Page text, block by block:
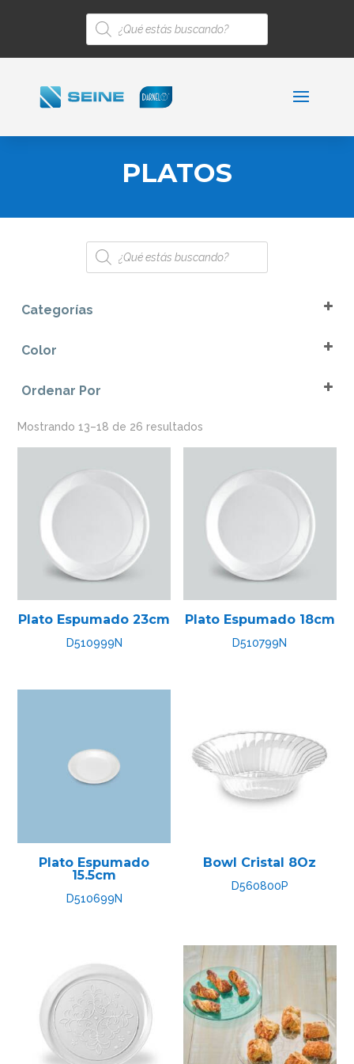
Búsqueda
de
productos
PLATOS
Búsqueda
de
productos
Categorías
Color
Azul Vivo
Cristal
Rojo
Rojo Vivo
Ordenar Por
Mostrando 13–18 de 26 resultados
Plato Espumado 23cm
D510999N
Plato Espumado 18cm
D510799N
Plato Espumado
15.5cm
D510699N
Bowl Cristal 8Oz
D560800P